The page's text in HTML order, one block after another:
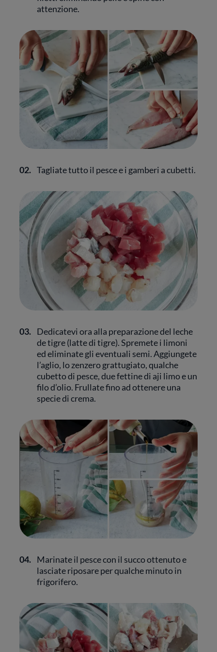
attenzione.
02. Tagliate tutto il pesce e i gamberi a cubetti.
03. Dedicatevi ora alla preparazione del leche
de tigre (latte di tigre). Spremete i limoni
ed eliminate gli eventuali semi. Aggiungete
l’aglio, lo zenzero grattugiato, qualche
cubetto di pesce, due fettine di aji limo e un
filo d’olio. Frullate fino ad ottenere una
specie di crema.
04. Marinate il pesce con il succo ottenuto e
lasciate riposare per qualche minuto in
frigorifero.